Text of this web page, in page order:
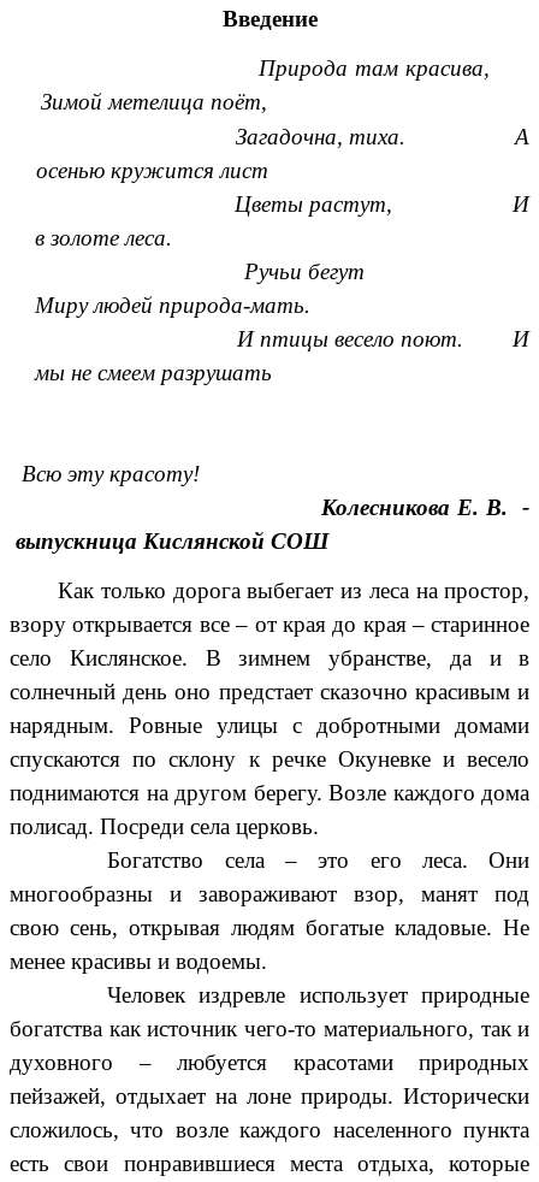
Введение
Природа там красива,
Зимой метелица поёт,
Загадочна, тиха. А
осенью кружится лист
Цветы растут, И
в золоте леса.
Ручьи бегут
Миру людей природа-мать.
И птицы весело поют. И
мы не смеем разрушать
Всю эту красоту!
Колесникова Е. В. -
выпускница Кислянской СОШ
Как только дорога выбегает из леса на простор,
взору открывается все – от края до края – старинное
село Кислянское. В зимнем убранстве, да и в
солнечный день оно предстает сказочно красивым и
нарядным. Ровные улицы с добротными домами
спускаются по склону к речке Окуневке и весело
поднимаются на другом берегу. Возле каждого дома
полисад. Посреди села церковь.
Богатство села – это его леса. Они
многообразны и завораживают взор, манят под
свою сень, открывая людям богатые кладовые. Не
менее красивы и водоемы.
Человек издревле использует природные
богатства как источник чего-то материального, так и
духовного – любуется красотами природных
пейзажей, отдыхает на лоне природы. Исторически
сложилось, что возле каждого населенного пункта
есть свои понравившиеся места отдыха, которые